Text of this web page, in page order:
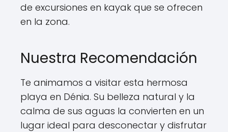
de excursiones en kayak que se ofrecen
en la zona.
Nuestra Recomendación
Te animamos a visitar esta hermosa
playa en Dénia. Su belleza natural y la
calma de sus aguas la convierten en un
lugar ideal para desconectar y disfrutar